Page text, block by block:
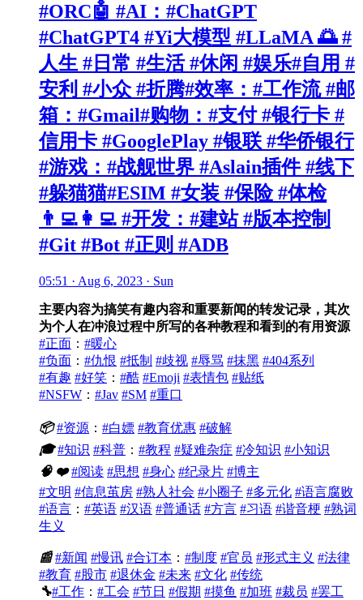
#ORC🤖 #AI：#ChatGPT
#ChatGPT4 #Yi大模型 #LLaMA 🌅 #
人生 #日常 #生活 #休闲 #娱乐#自用 #
安利 #小众 #折腾#效率：#工作流 #邮
箱：#Gmail#购物：#支付 #银行卡 #
信用卡 #GooglePlay #银联 #华侨银行
#游戏：#战舰世界 #Aslain插件 #线下
#躲猫猫#ESIM #女装 #保险 #体检
👨‍💻👩‍💻 #开发：#建站 #版本控制
#Git #Bot #正则 #ADB
05:51 · Aug 6, 2023 · Sun
主要内容为搞笑有趣内容和重要新闻的转发记录，其次
为个人在冲浪过程中所写的各种教程和看到的有用资源
#正面 ： #暖心
#负面 ： #仇恨 #抵制 #歧视 #辱骂 #抹黑 #404系列
#有趣 #好笑 ： #酷 #Emoji #表情包 #贴纸
#NSFW ： #Jav #SM #重口
📦 #资源 ： #白嫖 #教育优惠 #破解
🎓 #知识 #科普 ： #教程 #疑难杂症 #冷知识 #小知识
🧠 ❤️ #阅读 #思想 #身心 #纪录片 #博主
#文明 #信息茧房 #熟人社会 #小圈子 #多元化 #语言腐败
#语言 ： #英语 #汉语 #普通话 #方言 #习语 #谐音梗 #熟词
生义
📰 #新闻 #慢讯 #合订本 ： #制度 #官员 #形式主义 #法律
#教育 #股市 #退休金 #未来 #文化 #传统
🔧#工作 ： #工会 #节日 #假期 #摸鱼 #加班 #裁员 #罢工